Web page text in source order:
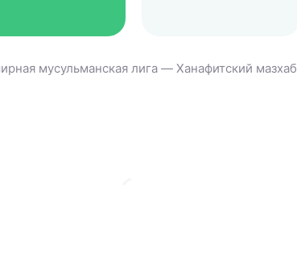
мусульманская лига — Ханафитский мазхаб